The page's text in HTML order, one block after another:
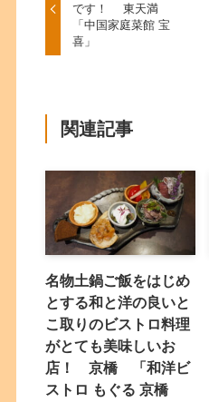
です！ 東天満
「中国家庭菜館 宝
喜」
関連記事
名物土鍋ご飯をはじめ
とする和と洋の良いと
こ取りのビストロ料理
がとても美味しいお
店！ 京橋 「和洋ビ
ストロ もぐる 京橋